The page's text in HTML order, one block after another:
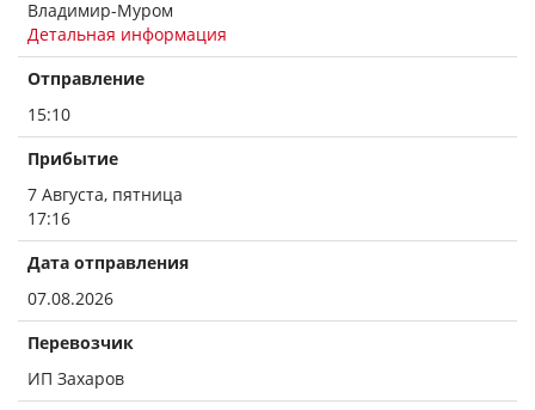
Владимир-Муром
Детальная информация
Отправление
15:10
Прибытие
7 Августа, пятница
17:16
Дата отправления
07.08.2026
Перевозчик
ИП Захаров